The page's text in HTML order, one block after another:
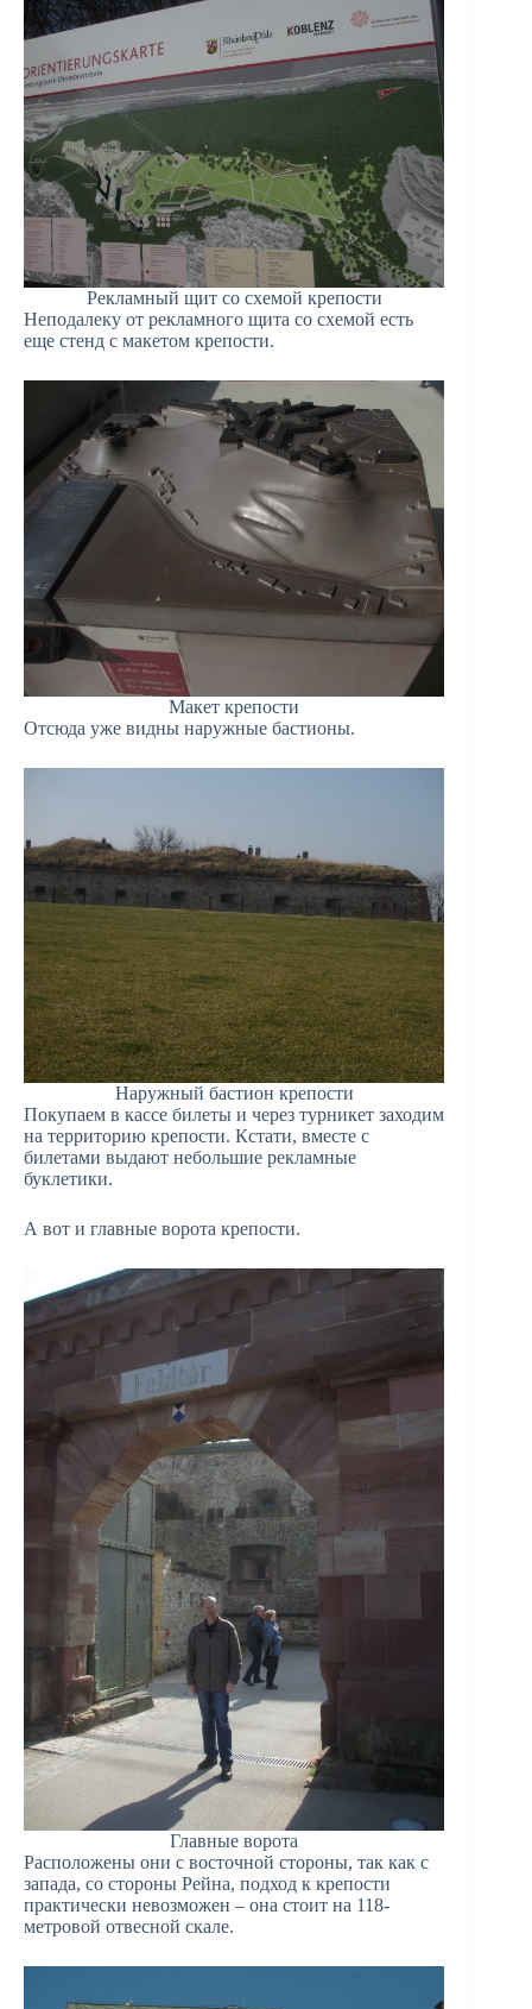
Рекламный щит со схемой крепости
Неподалеку от рекламного щита со схемой есть
еще стенд с макетом крепости.
Макет крепости
Отсюда уже видны наружные бастионы.
Наружный бастион крепости
Покупаем в кассе билеты и через турникет заходим
на территорию крепости. Кстати, вместе с
билетами выдают небольшие рекламные
буклетики.
А вот и главные ворота крепости.
Главные ворота
Расположены они с восточной стороны, так как с
запада, со стороны Рейна, подход к крепости
практически невозможен – она стоит на 118-
метровой отвесной скале.